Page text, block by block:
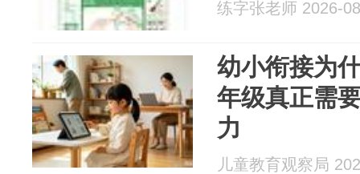
练字张老师 2026-
幼小衔接为
年级真正需
力
儿童教育观察局